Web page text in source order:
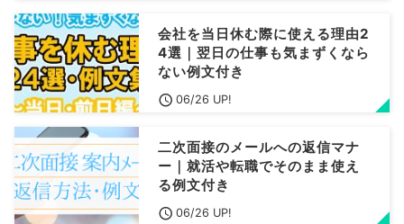
会社を当日休む際に使える理由2
4選｜翌日の仕事も気まずくなら
ない例文付き
06/26 UP!
二次面接のメールへの返信マナ
ー｜就活や転職でそのまま使え
る例文付き
06/26 UP!